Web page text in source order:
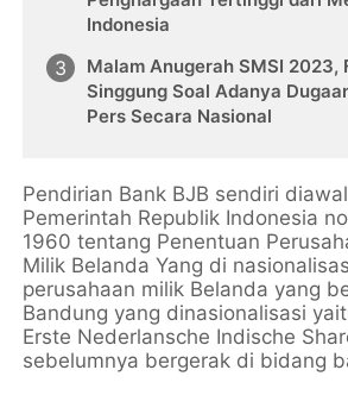
Indonesia
Malam Anugerah SMSI 2023,
Singgung Soal Adanya
Pers Secara Nasional
Pendirian Bank BJB sendiri
Pemerintah Republik Indonesia
1960 tentang Penentuan
Milik Belanda Yang di
perusahaan milik Belanda yang
Bandung yang dinasionalisasi
Erste Nederlansche Indische
sebelumnya bergerak di bidang